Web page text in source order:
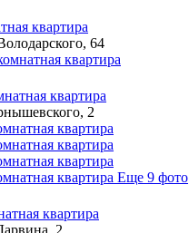
квартира
64
квартира
2
Еще 9 фото
квартира
2